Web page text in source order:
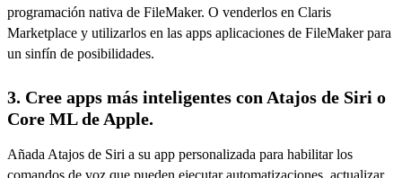
programación nativa de FileMaker. O venderlos en Claris
Marketplace y utilizarlos en las apps aplicaciones de FileMaker para
un sinfín de posibilidades.
3. Cree apps más inteligentes con Atajos de Siri o
Core ML de Apple.
Añada Atajos de Siri a su app personalizada para habilitar los
comandos de voz que pueden ejecutar automatizaciones, actualizar